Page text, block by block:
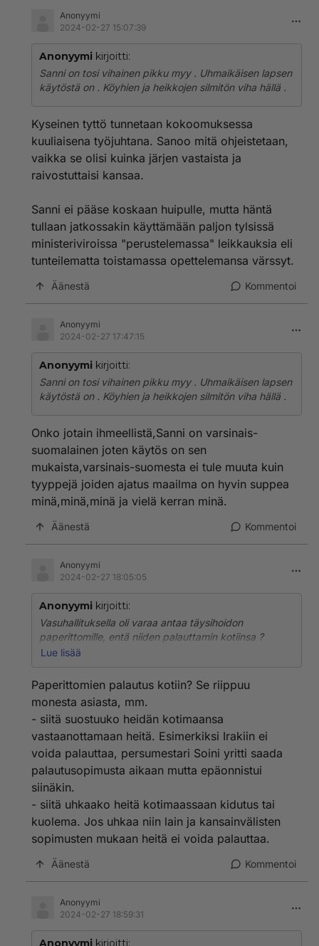
Anonyymi
2024-02-27 15:07:39
Anonyymi kirjoitti:
Sanni on tosi vihainen pikku myy . Uhmaikäisen lapsen
käytöstä on . Köyhien ja heikkojen silmitön viha hällä .
Kyseinen tyttö tunnetaan kokoomuksessa
kuuliaisena työjuhtana. Sanoo mitä ohjeistetaan,
vaikka se olisi kuinka järjen vastaista ja
raivostuttaisi kansaa.
Sanni ei pääse koskaan huipulle, mutta häntä
tullaan jatkossakin käyttämään paljon tylsissä
ministeriviroissa "perustelemassa" leikkauksia eli
tunteilematta toistamassa opettelemansa värssyt.
Äänestä Kommentoi
Anonyymi
2024-02-27 17:47:15
Anonyymi kirjoitti:
Sanni on tosi vihainen pikku myy . Uhmaikäisen lapsen
käytöstä on . Köyhien ja heikkojen silmitön viha hällä .
Onko jotain ihmeellistä,Sanni on varsinais-
suomalainen joten käytös on sen
mukaista,varsinais-suomesta ei tule muuta kuin
tyyppejä joiden ajatus maailma on hyvin suppea
minä,minä,minä ja vielä kerran minä.
Äänestä Kommentoi
Anonyymi
2024-02-27 18:05:05
Anonyymi kirjoitti:
Vasuhallituksella oli varaa antaa täysihoidon
paperittomille, entä niiden palauttamin kotiinsa ?
https://stm.fi/paperittomien-terveydenhuolto
Lue lisää
Paperittomien palautus kotiin? Se riippuu
monesta asiasta, mm.
- siitä suostuuko heidän kotimaansa
vastaanottamaan heitä. Esimerkiksi Irakiin ei
voida palauttaa, persumestari Soini yritti saada
palautusopimusta aikaan mutta epäonnistui
siinäkin.
- siitä uhkaako heitä kotimaassaan kidutus tai
kuolema. Jos uhkaa niin lain ja kansainvälisten
sopimusten mukaan heitä ei voida palauttaa.
Äänestä Kommentoi
Anonyymi
2024-02-27 18:59:31
Anonyymi kirjoitti: